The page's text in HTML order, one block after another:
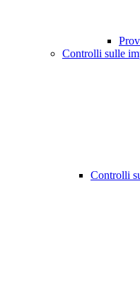
Controlli sulle
Controlli